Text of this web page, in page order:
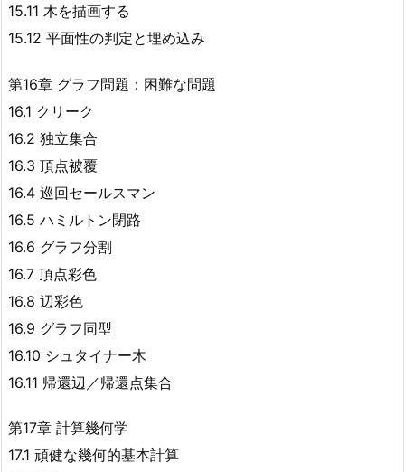
15.11 木を描画する
15.12 平面性の判定と埋め込み
第16章 グラフ問題：困難な問題
16.1 クリーク
16.2 独立集合
16.3 頂点被覆
16.4 巡回セールスマン
16.5 ハミルトン閉路
16.6 グラフ分割
16.7 頂点彩色
16.8 辺彩色
16.9 グラフ同型
16.10 シュタイナー木
16.11 帰還辺／帰還点集合
第17章 計算幾何学
17.1 頑健な幾何的基本計算